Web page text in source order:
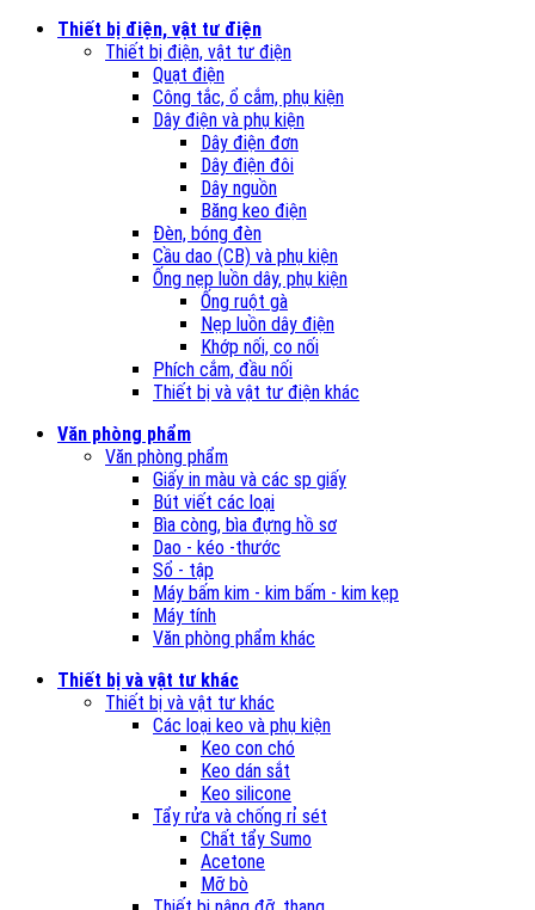
Thiết bị điện, vật tư điện
Thiết bị điện, vật tư điện
Quạt điện
Công tắc, ổ cắm, phụ kiện
Dây điện và phụ kiện
Dây điện đơn
Dây điện đôi
Dây nguồn
Băng keo điện
Đèn, bóng đèn
Cầu dao (CB) và phụ kiện
Ống nẹp luồn dây, phụ kiện
Ống ruột gà
Nẹp luồn dây điện
Khớp nối, co nối
Phích cắm, đầu nối
Thiết bị và vật tư điện khác
Văn phòng phẩm
Văn phòng phẩm
Giấy in màu và các sp giấy
Bút viết các loại
Bìa còng, bìa đựng hồ sơ
Dao - kéo -thước
Sổ - tập
Máy bấm kim - kim bấm - kim kẹp
Máy tính
Văn phòng phẩm khác
Thiết bị và vật tư khác
Thiết bị và vật tư khác
Các loại keo và phụ kiện
Keo con chó
Keo dán sắt
Keo silicone
Tẩy rửa và chống rỉ sét
Chất tẩy Sumo
Acetone
Mỡ bò